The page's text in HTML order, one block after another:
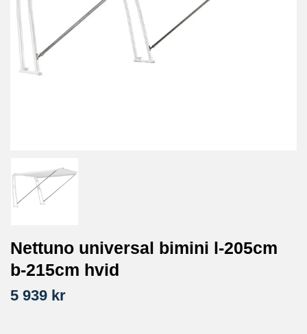
Nettuno universal bimini l-205cm
b-215cm hvid
5 939 kr